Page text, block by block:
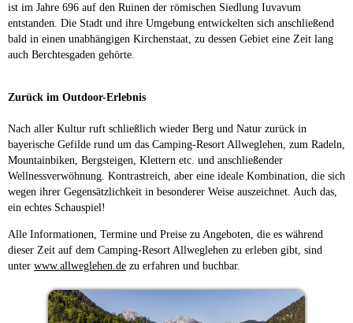
ist im Jahre 696 auf den Ruinen der römischen Siedlung Iuvavum
entstanden. Die Stadt und ihre Umgebung entwickelten sich anschließend
bald in einen unabhängigen Kirchenstaat, zu dessen Gebiet eine Zeit lang
auch Berchtesgaden gehörte.
Zurück im Outdoor-Erlebnis
Nach aller Kultur ruft schließlich wieder Berg und Natur zurück in
bayerische Gefilde rund um das Camping-Resort Allweglehen, zum Radeln,
Mountainbiken, Bergsteigen, Klettern etc. und anschließender
Wellnessverwöhnung. Kontrastreich, aber eine ideale Kombination, die sich
wegen ihrer Gegensätzlichkeit in besonderer Weise auszeichnet. Auch das,
ein echtes Schauspiel!
Alle Informationen, Termine und Preise zu Angeboten, die es während
dieser Zeit auf dem Camping-Resort Allweglehen zu erleben gibt, sind
unter www.allweglehen.de zu erfahren und buchbar.